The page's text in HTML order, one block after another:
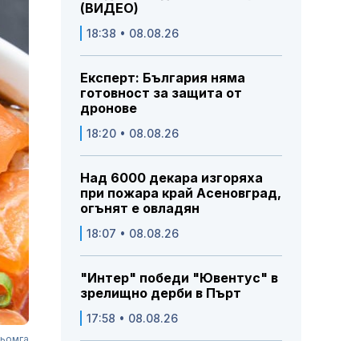
(ВИДЕО)
18:38 • 08.08.26
Експерт: България няма
готовност за защита от
дронове
18:20 • 08.08.26
Над 6000 декара изгоряха
при пожара край Асеновград,
огънят е овладян
18:07 • 08.08.26
"Интер" победи "Ювентус" в
зрелищно дерби в Пърт
17:58 • 08.08.26